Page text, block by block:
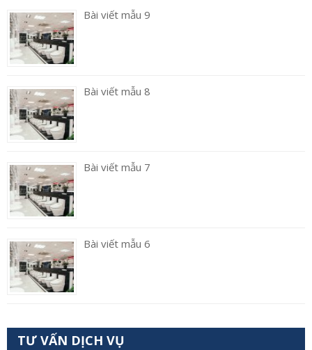
Bài viết mẫu 9
Bài viết mẫu 8
Bài viết mẫu 7
Bài viết mẫu 6
TƯ VẤN DỊCH VỤ